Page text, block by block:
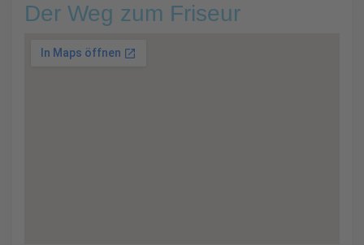
Der Weg zum Friseur